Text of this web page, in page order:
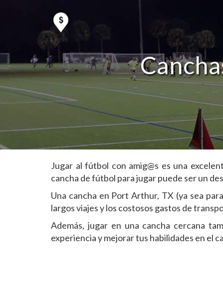
Jugar al fútbol con amig@s es una
cancha de fútbol para jugar puede ser un
Una cancha en Port Arthur, TX (ya sea
largos viajes y los costosos gastos de
Además, jugar en una cancha cercana
experiencia y mejorar tus habilidades en el